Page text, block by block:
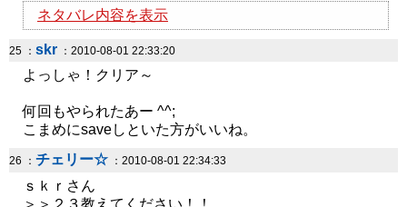
ネタバレ内容を表示
25 ： skr ：2010-08-01 22:33:20
よっしゃ！クリア～
何回もやられたあー ^^;
こまめにsaveしといた方がいいね。
26 ： チェリー☆ ：2010-08-01 22:34:33
ｓｋｒさん
＞＞２３教えてください！！